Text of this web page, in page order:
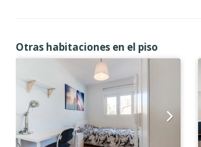
Otras habitaciones en el piso